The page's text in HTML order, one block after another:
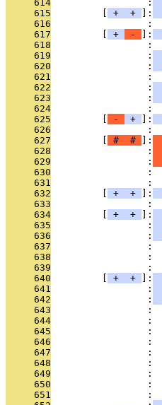
     614
                 :
     615
+ + ]:
     616
:
     617
+ - ]:
     618
:
     619
                 :
     620
                 :
     621
:
     622
                 :
     623
                 :
     624
:
     625
- + ]:
     626
:
     627
# # ]:
     628
                 :
     629
                 :
     630
:
     631
:
     632
+ + ]:
     633
:
     634
+ + ]:
     635
                 :
     636
                 :
     637
:
     638
:
     639
:
     640
+ + ]:
     641
                 :
     642
                 :
     643
:
     644
:
     645
:
     646
:
     647
:
     648
:
     649
:
     650
:
     651
: